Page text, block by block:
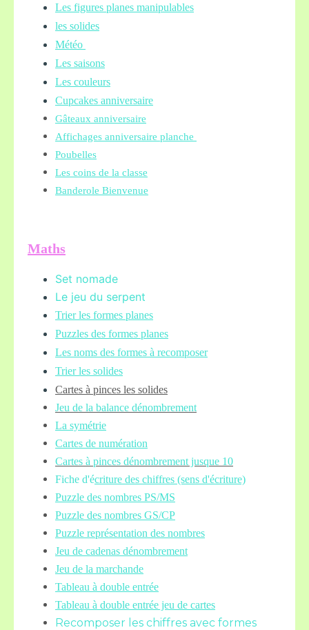
Les figures planes manipulables
les solides
Météo
Les saisons
Les couleurs
Cupcakes anniversaire
Gâteaux anniversaire
Affichages anniversaire planche
Poubelles
Les coins de la classe
Banderole Bienvenue
Maths
Set nomade
Le jeu du serpent
Trier les formes planes
Puzzles des formes planes
Les noms des formes à recomposer
Trier les solides
Cartes à pinces les solides
Jeu de la balance dénombrement
La symétrie
Cartes de numération
Cartes à pinces dénombrement jusque 10
Fiche d'écriture des chiffres (sens d'écriture)
Puzzle des nombres PS/MS
Puzzle des nombres GS/CP
Puzzle représentation des nombres
Jeu de cadenas dénombrement
Jeu de la marchande
Tableau à double entrée
Tableau à double entrée jeu de cartes
Recomposer les chiffres avec formes